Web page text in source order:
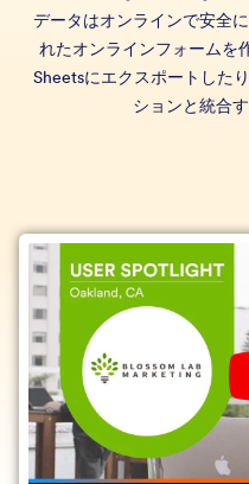
データはオンラインで安全
れたオンラインフォームを
Sheetsにエクスポートした
ションと統合